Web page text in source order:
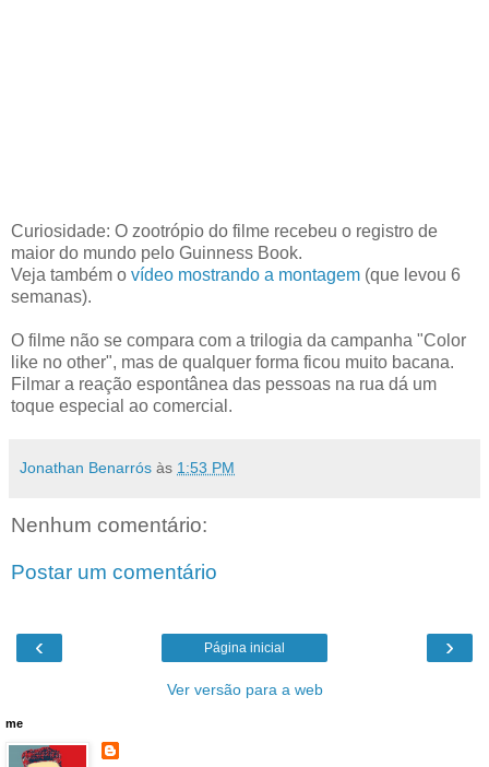
Curiosidade: O zootrópio do filme recebeu o registro de
maior do mundo pelo Guinness Book.
Veja também o vídeo mostrando a montagem (que levou 6
semanas).
O filme não se compara com a trilogia da campanha "Color
like no other", mas de qualquer forma ficou muito bacana.
Filmar a reação espontânea das pessoas na rua dá um
toque especial ao comercial.
Jonathan Benarrós às 1:53 PM
Nenhum comentário:
Postar um comentário
‹ ›
Página inicial
Ver versão para a web
me